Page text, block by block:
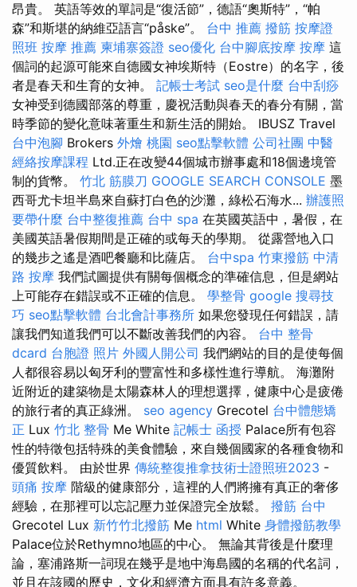
昂貴。 英語等效的單詞是“復活節”，德語“奧斯特”，“帕
森”和斯堪的納維亞語言“påske”。 台中 推薦 撥筋 按摩證
照班 按摩 推薦 柬埔寨簽證 seo優化 台中腳底按摩 按摩 這
個詞的起源可能來自德國女神埃斯特（Eostre）的名字，後
者是春天和生育的女神。 記帳士考試 seo是什麼 台中刮痧
女神受到德國部落的尊重，慶祝活動與春天的春分有關，當
時季節的變化意味著重生和新生活的開始。 IBUSZ Travel
台中泡腳 Brokers 外燴 桃園 seo點擊軟體 公司社團 中醫
經絡按摩課程 Ltd.正在改變44個城市辦事處和18個邊境管
制的貨幣。 竹北 筋膜刀 GOOGLE SEARCH CONSOLE 墨
西哥尤卡坦半島來自蘇打白色的沙灘，綠松石海水... 辦護照
要帶什麼 台中整復推薦 台中 spa 在英國英語中，暑假，在
美國英語暑假期間是正確的或每天的學期。 從露營地入口
的幾步之遙是酒吧餐廳和比薩店。 台中spa 竹東撥筋 中清
路 按摩 我們試圖提供有關每個概念的準確信息，但是網站
上可能存在錯誤或不正確的信息。 學整骨 google 搜尋技
巧 seo點擊軟體 台北會計事務所 如果您發現任何錯誤，請
讓我們知道我們可以不斷改善我們的內容。 台中 整骨
dcard 台胞證 照片 外國人開公司 我們網站的目的是使每個
人都很容易以匈牙利的豐富性和多樣性進行導航。 海灘附
近附近的建築物是太陽森林人的理想選擇，健康中心是疲倦
的旅行者的真正綠洲。 seo agency Grecotel 台中體態矯
正 Lux 竹北 整骨 Me White 記帳士 函授 Palace所有包容
性的特徵包括特殊的美食體驗，來自幾個國家的各種食物和
優質飲料。 由於世界 傳統整復推拿技術士證照班2023 -
頭痛 按摩 階級的健康部分，這裡的人們將擁有真正的奢侈
經驗，在那裡可以忘記壓力並保證完全放鬆。 撥筋 台中
Grecotel Lux 新竹竹北撥筋 Me html White 身體撥筋教學
Palace位於Rethymno地區的中心。 無論其背後是什麼理
論，塞浦路斯一詞現在幾乎是地中海島國的名稱的代名詞，
並且在該國的歷史，文化和經濟方面具有許多意義。